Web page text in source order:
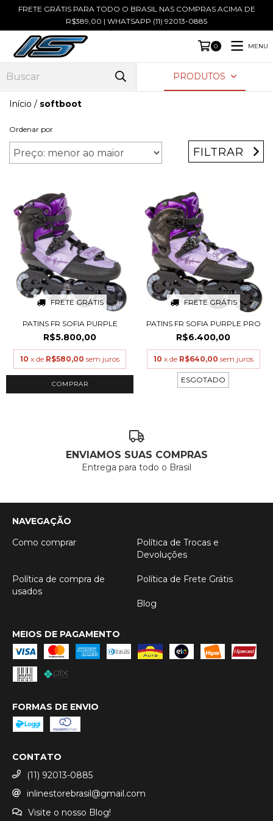
FRETE GRÁTIS PARA TODO O BRASIL NAS COMPRAS ACIMA DE
R$389,00 | WHATSAPP (11) 92013-0885
0 MENU
PRODUTOS
Início / softboot
Ordenar por
FILTRAR
FRETE GRÁTIS
PATINS FR SOFIA PURPLE
R$5.800,00
10 x de R$580,00 sem juros
COMPRAR
FRETE GRÁTIS
PATINS FR SOFIA PURPLE PRO
R$6.400,00
10 x de R$640,00 sem juros
ESGOTADO
ENVIAMOS SUAS COMPRAS
Entrega para todo o Brasil
NAVEGAÇÃO
Como comprar
Política de Trocas e
Devoluções
Política de compra de
usados
Política de Frete Grátis
Blog
MEIOS DE PAGAMENTO
FORMAS DE ENVIO
CONTATO
(11) 92013-0885
inlinestorebrasil@gmail.com
Visite o nosso Blog!